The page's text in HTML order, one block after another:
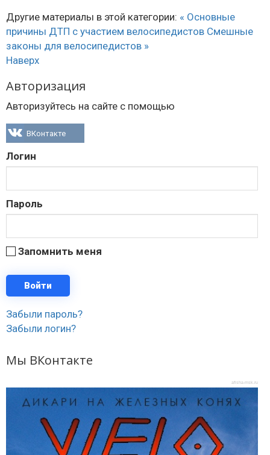
Другие материалы в этой категории: « Основные
причины ДТП с участием велосипедистов Смешные
законы для велосипедистов »
Наверх
Авторизация
Авторизуйтесь на сайте с помощью
ВКонтакте
Логин
Пароль
Запомнить меня
Забыли пароль?
Забыли логин?
Мы ВКонтакте
afisha-msk.ru